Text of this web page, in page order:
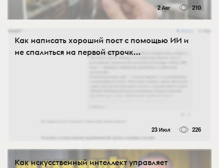
2 Авг 210
Как написать хороший пост с помощью ИИ и
не спалиться на первой строчк...
23 Июл 226
Как искусственный интеллект управляет